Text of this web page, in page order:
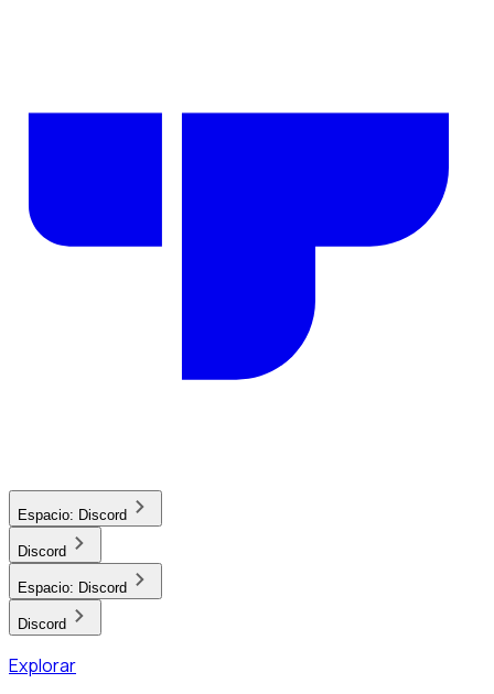
Espacio: Discord
Discord
Espacio: Discord
Discord
Explorar